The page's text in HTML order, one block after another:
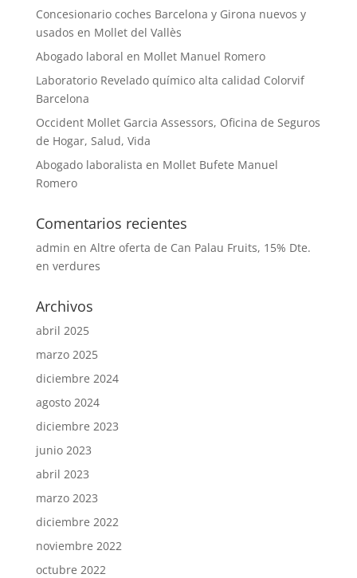
Concesionario coches Barcelona y Girona nuevos y
usados en Mollet del Vallès
Abogado laboral en Mollet Manuel Romero
Laboratorio Revelado químico alta calidad Colorvif
Barcelona
Occident Mollet Garcia Assessors, Oficina de Seguros
de Hogar, Salud, Vida
Abogado laboralista en Mollet Bufete Manuel
Romero
Comentarios recientes
admin en Altre oferta de Can Palau Fruits, 15% Dte.
en verdures
Archivos
abril 2025
marzo 2025
diciembre 2024
agosto 2024
diciembre 2023
junio 2023
abril 2023
marzo 2023
diciembre 2022
noviembre 2022
octubre 2022